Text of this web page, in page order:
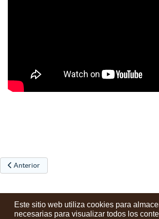
Este sitio web utiliza cookies para
necesarias para visualizar todos los
Artículo anterior: Concierto solidario por Valencia
Anterior